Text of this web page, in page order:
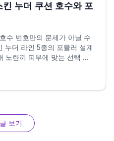
누더 쿠션 호수와 포
수 번호만의 문제가 아닐 수
누더 라인 5종의 포뮬러 설계
노란끼 피부에 맞는 선택 조
보기